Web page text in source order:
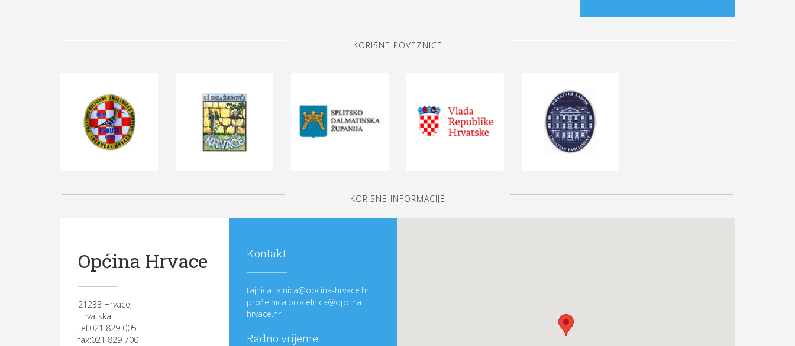
KORISNE POVEZNICE
KORISNE INFORMACIJE
Općina Hrvace
21233 Hrvace,
Hrvatska
tel:021 829 005
fax:021 829 700
Kontakt
tajnica:tajnica@opcina-hrvace.hr
pročelnica:procelnica@opcina-
hrvace.hr
Radno vrijeme